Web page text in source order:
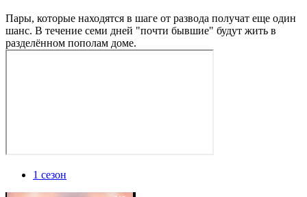
Пары, которые находятся в шаге от развода получат еще один
шанс. В течение семи дней "почти бывшие" будут жить в
разделённом пополам доме.
1 сезон